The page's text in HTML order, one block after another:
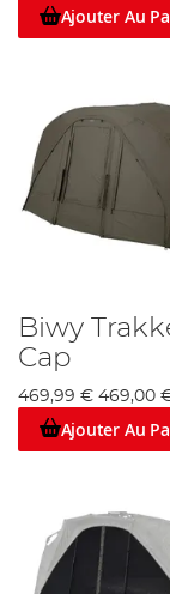
Ajouter Au
Biwy
Cap
469,99 € 469,00
Ajouter Au